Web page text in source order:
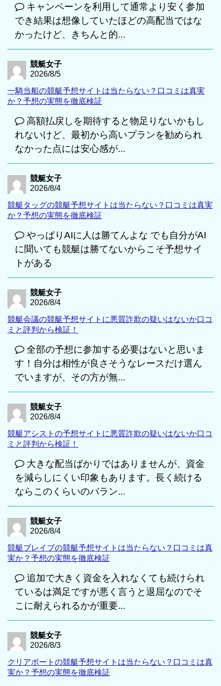
キャンペーンを利用して通常より安く参加
でき結果は想像していたほどの高配当ではな
かったけど、きちんと的...
競艇女子
2026/8/5
一騎当船の競艇予想サイトは当たらない？口コミは真実
か？予想の実態を徹底検証
高額払戻しを期待すると物足りないかもし
れないけど、最初から高いプランを勧められ
なかった点には安心感が...
競艇女子
2026/8/4
競艇タッグの競艇予想サイトは当たらない？口コミは真実
か？予想の実態を徹底検証
やっぱりAIに人は勝てんよな でも自分がAI
に聞いても競艇は勝てないからこそ予想サイ
トがある
競艇女子
2026/8/4
競艇会議の競艇予想サイトに悪質詐欺の疑いはないか口コ
ミと評判から検証！
全部の予想に参加する必要はないと思いま
す！自分は相性が良さそうなレースだけ選ん
でいますが、その方が無...
競艇女子
2026/8/4
競艇アシストの予想サイトに悪質詐欺の疑いはないか口コ
ミと評判から検証！
大きな配当ばかりではありませんが、資金
を減らしにくい印象もあります。長く続ける
ならこのくらいのバラン...
競艇女子
2026/8/4
競艇ブレイブの競艇予想サイトは当たらない？口コミは真
実か？予想の実態を徹底検証
追加で大きく資金を入れなくても続けられ
ているは満足ですが悪く言うと退屈なのでそ
こに耐えられるかが重要...
競艇女子
2026/8/3
クリアボートの競艇予想サイトは当たらない？口コミは真
実か？予想の実態を徹底検証